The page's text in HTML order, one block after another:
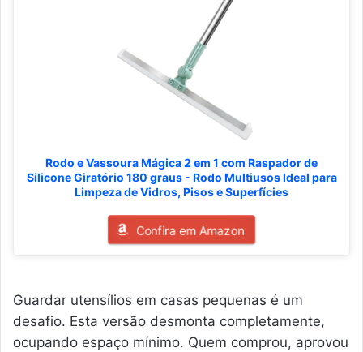
Rodo e Vassoura Mágica 2 em 1 com Raspador de
Silicone Giratório 180 graus - Rodo Multiusos Ideal para
Limpeza de Vidros, Pisos e Superfícies
Confira em Amazon
Guardar utensílios em casas pequenas é um
desafio. Esta versão desmonta completamente,
ocupando espaço mínimo. Quem comprou, aprovou